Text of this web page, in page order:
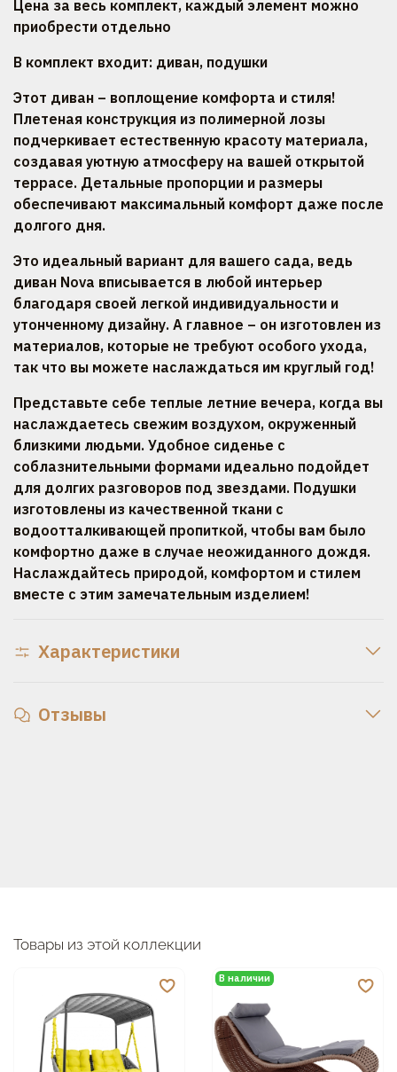
Цена за весь комплект, каждый элемент можно
приобрести отдельно
В комплект входит: диван, подушки
Этот диван – воплощение комфорта и стиля!
Плетеная конструкция из полимерной лозы
подчеркивает естественную красоту материала,
создавая уютную атмосферу на вашей открытой
террасе. Детальные пропорции и размеры
обеспечивают максимальный комфорт даже после
долгого дня.
Это идеальный вариант для вашего сада, ведь
диван Nova вписывается в любой интерьер
благодаря своей легкой индивидуальности и
утонченному дизайну. А главное – он изготовлен из
материалов, которые не требуют особого ухода,
так что вы можете наслаждаться им круглый год!
Представьте себе теплые летние вечера, когда вы
наслаждаетесь свежим воздухом, окруженный
близкими людьми. Удобное сиденье с
соблазнительными формами идеально подойдет
для долгих разговоров под звездами. Подушки
изготовлены из качественной ткани с
водоотталкивающей пропиткой, чтобы вам было
комфортно даже в случае неожиданного дождя.
Наслаждайтесь природой, комфортом и стилем
вместе с этим замечательным изделием!
Характеристики
Отзывы
Товары из этой коллекции
В наличии